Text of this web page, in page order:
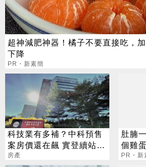
超神減肥神器！橘子不要直接吃，
下降
PR・新素簡
科技業有多補？中科預售
案房價還在飆 實登續站7
字頭
房產
肚腩
個雞
PR・新